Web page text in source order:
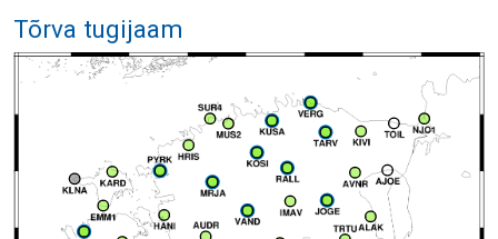
Tõrva tugijaam